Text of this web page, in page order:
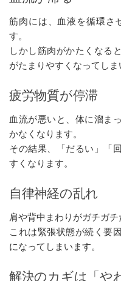
筋肉には、血液を循環さ
す。
しかし筋肉がかたくなる
がたまりやすくなってしま
疲労物質が停滞
血流が悪いと、体に溜ま
かなくなります。
その結果、「だるい」「
すくなります。
自律神経の乱れ
肩や背中まわりがガチガチ
これは緊張状態が続く要
になってしまいます。
解決のカギは「や